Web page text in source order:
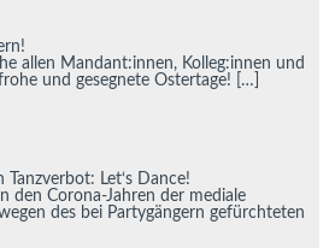
allen Mandant:innen, Kolleg:innen und
und gesegnete Ostertage! […]
Tanzverbot: Let‘s Dance!
den Corona-Jahren der mediale
des bei Partygängern gefürchteten